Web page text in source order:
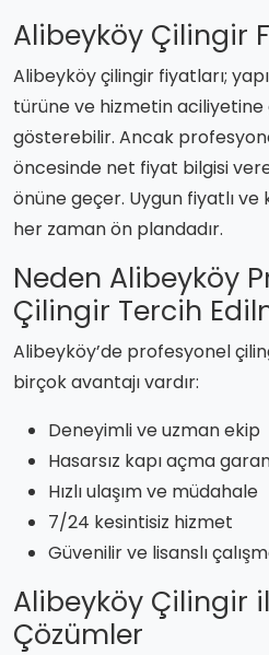
Alibeyköy Çilingir
Alibeyköy çilingir fiyatları;
türüne ve hizmetin aciliyetine
gösterebilir. Ancak
öncesinde net fiyat bilgisi
önüne geçer. Uygun fiyatlı ve
her zaman ön plandadır.
Neden Alibeyköy
Çilingir Tercih
Alibeyköy’de profesyonel
birçok avantajı vardır:
Deneyimli ve uzman ekip
Hasarsız kapı açma
Hızlı ulaşım ve müdahale
7/24 kesintisiz hizmet
Güvenilir ve lisanslı
Alibeyköy Çilingir
Çözümler